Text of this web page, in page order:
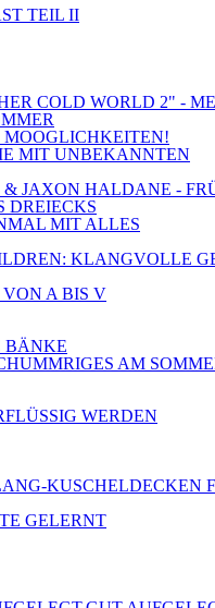
TEIL II
COLD WORLD 2" -
MOOGLICHKEITEN!
MIT UNBEKANNTEN
JAXON HALDANE -
DREIECKS
MIT ALLES
KLANGVOLLE
A BIS V
BÄNKE
AM
WERDEN
KUSCHELDECKEN
GELERNT